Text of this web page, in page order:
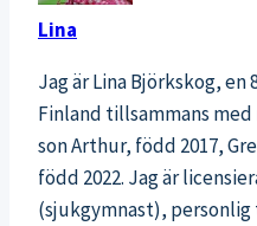
Lina
Jag är Lina Björkskog, en
Finland tillsammans
son Arthur, född 2017,
född 2022. Jag är
(sjukgymnast),